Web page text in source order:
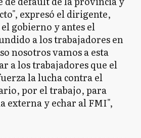
expresó el dirigente,
gobierno y antes el
a los trabajadores en
nosotros vamos a esta
a los trabajadores que el
la lucha contra el
por el trabajo, para
externa y echar al FMI",